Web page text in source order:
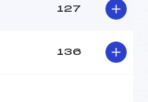
127
136